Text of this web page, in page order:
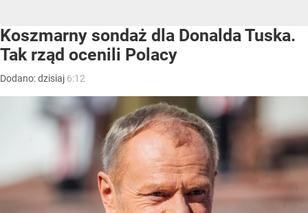
Koszmarny sondaż dla Donalda Tuska.
Tak rząd ocenili Polacy
Dodano:dzisiaj 6:12